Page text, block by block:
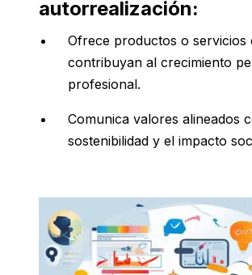
autorrealización:
Ofrece productos o servicios
contribuyan al crecimiento
profesional.
Comunica valores alineados
sostenibilidad y el impacto